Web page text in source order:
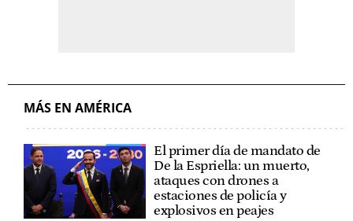
MÁS EN AMÉRICA
El primer día de mandato de
De la Espriella: un muerto,
ataques con drones a
estaciones de policía y
explosivos en peajes